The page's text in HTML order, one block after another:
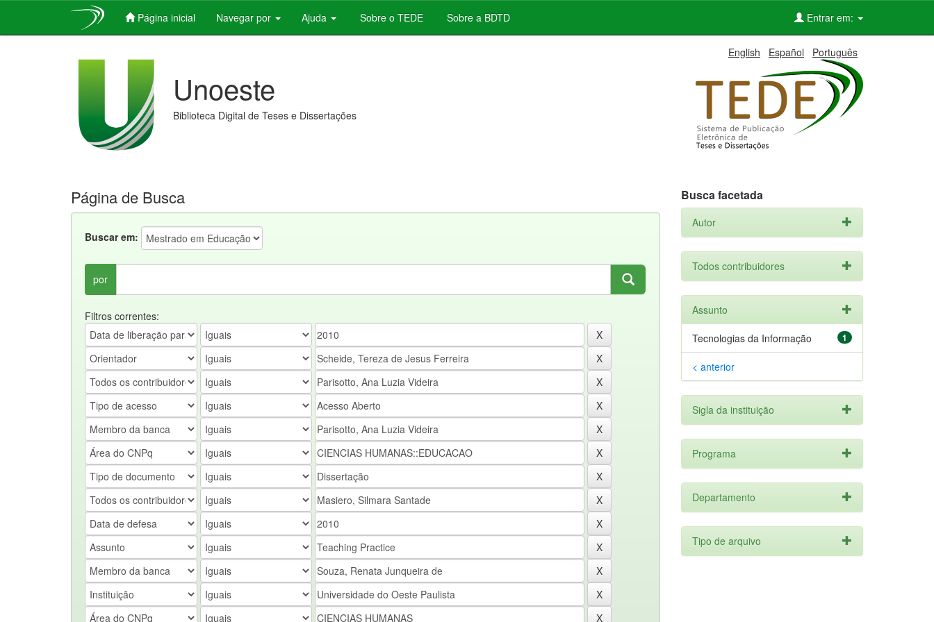
Página inicial Navegar por Ajuda Sobre o TEDE Sobre a BDTD Entrar em:
English Español Português
Unoeste
Biblioteca Digital de Teses e Dissertações
Página de Busca
Buscar em:
por
Filtros correntes:
Busca facetada
Autor
Todos contribuidores
Assunto
1
Tecnologias da Informação
< anterior
Sigla da instituição
Programa
Departamento
Tipo de arquivo